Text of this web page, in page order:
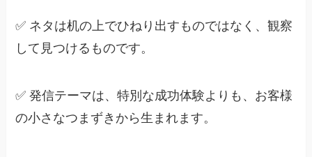
✅ ネタは机の上でひねり出すものではなく、観察
して見つけるものです。
✅ 発信テーマは、特別な成功体験よりも、お客様
の小さなつまずきから生まれます。